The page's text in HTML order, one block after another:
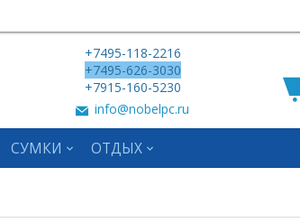
+7495-118-2216
+7495-626-3030
+7915-160-5230
info@nobelpc.ru
СУМКИ ОТДЫХ